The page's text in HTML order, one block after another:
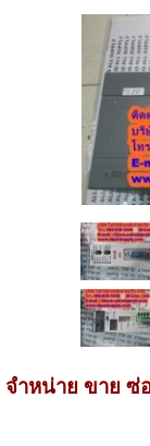
จำหน่าย ขาย ซ่